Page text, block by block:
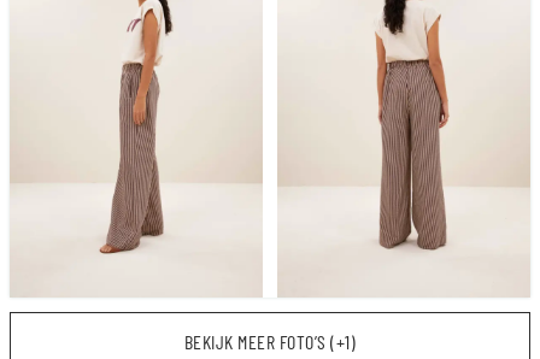
BEKIJK MEER FOTO’S (+1)